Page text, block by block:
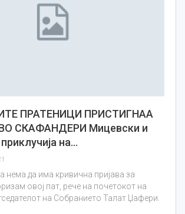
ПРАТЕНИЦИ ПРИСТИГНАА
СКАФАНДЕРИ Мицевски и
на…
нема да има кривична пријава за
овој пат, рече на почетокот на
на Собранието Талат Џафери.